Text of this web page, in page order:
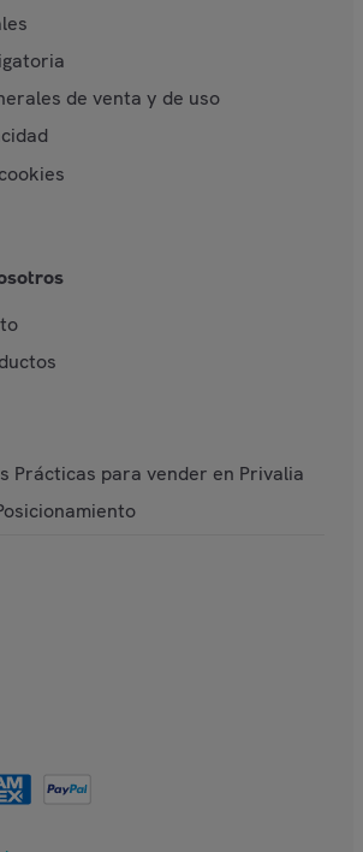
de venta y de uso
Prácticas para vender en Privalia